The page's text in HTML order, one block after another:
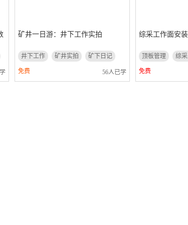
矿井一日游：井下工作实拍
井下工作 矿井实拍 矿下日记
免费 56人已学
综采工作面安
顶板管理 综
免费